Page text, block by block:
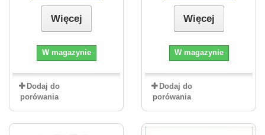
Więcej
W magazynie
Dodaj do
porówania
Więcej
W magazynie
Dodaj do
porówania